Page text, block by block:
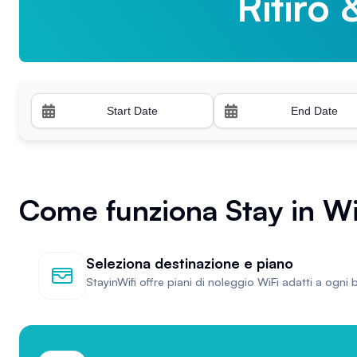
Come funziona Stay in
Seleziona destinazione e piano
StayinWifi offre piani di noleggio WiFi adatti a ogni